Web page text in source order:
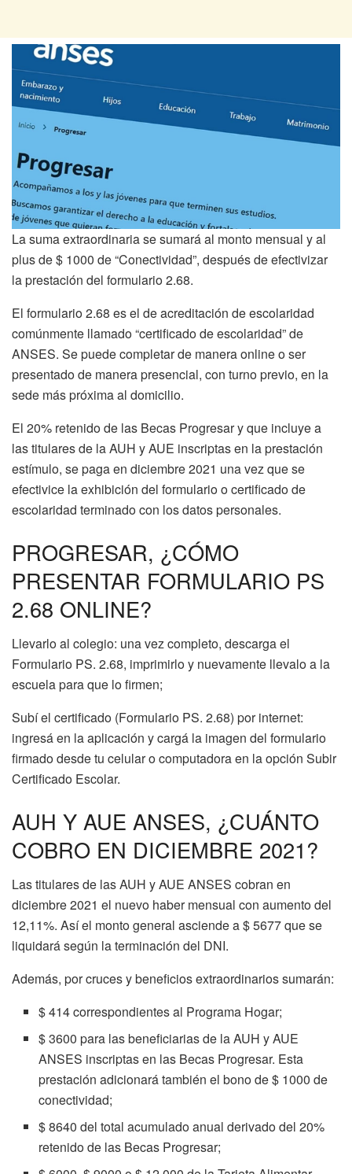
La suma extraordinaria se sumará al monto mensual y al
plus de $ 1000 de “Conectividad”, después de efectivizar
la prestación del formulario 2.68.
El formulario 2.68 es el de acreditación de escolaridad
comúnmente llamado “certificado de escolaridad” de
ANSES. Se puede completar de manera online o ser
presentado de manera presencial, con turno previo, en la
sede más próxima al domicilio.
El 20% retenido de las Becas Progresar y que incluye a
las titulares de la AUH y AUE inscriptas en la prestación
estímulo, se paga en diciembre 2021 una vez que se
efectivice la exhibición del formulario o certificado de
escolaridad terminado con los datos personales.
PROGRESAR, ¿CÓMO
PRESENTAR FORMULARIO PS
2.68 ONLINE?
Llevarlo al colegio: una vez completo, descarga el
Formulario PS. 2.68, imprimirlo y nuevamente llevalo a la
escuela para que lo firmen;
Subí el certificado (Formulario PS. 2.68) por internet:
ingresá en la aplicación y cargá la imagen del formulario
firmado desde tu celular o computadora en la opción Subir
Certificado Escolar.
AUH Y AUE ANSES, ¿CUÁNTO
COBRO EN DICIEMBRE 2021?
Las titulares de las AUH y AUE ANSES cobran en
diciembre 2021 el nuevo haber mensual con aumento del
12,11%. Así el monto general asciende a $ 5677 que se
liquidará según la terminación del DNI.
Además, por cruces y beneficios extraordinarios sumarán:
$ 414 correspondientes al Programa Hogar;
$ 3600 para las beneficiarias de la AUH y AUE
ANSES inscriptas en las Becas Progresar. Esta
prestación adicionará también el bono de $ 1000 de
conectividad;
$ 8640 del total acumulado anual derivado del 20%
retenido de las Becas Progresar;